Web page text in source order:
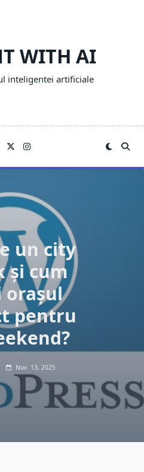
WITH AI
inteligentei artificiale
un city
și cum
orașul
pentru
Nov. 13, 2025